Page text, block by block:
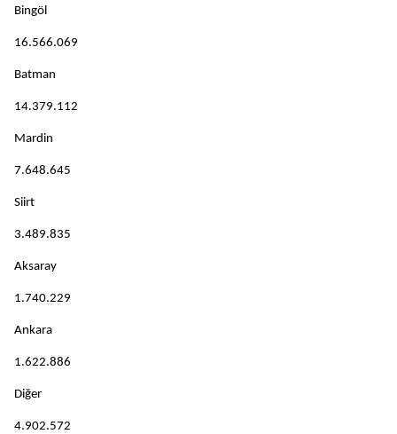
Bingöl
16.566.069
Batman
14.379.112
Mardin
7.648.645
Siirt
3.489.835
Aksaray
1.740.229
Ankara
1.622.886
Diğer
4.902.572